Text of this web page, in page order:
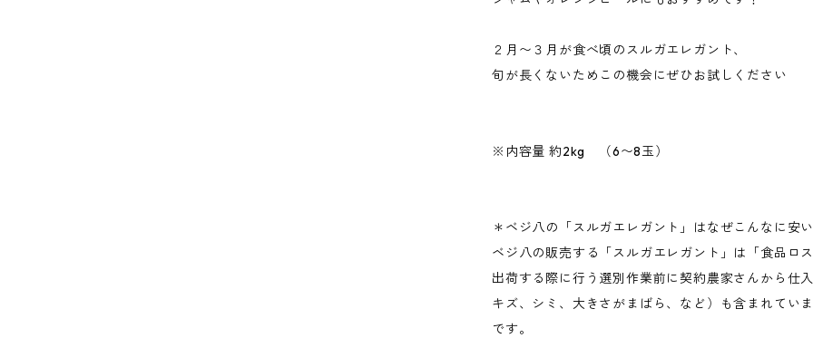
２月〜３月が食べ頃のスルガエレガント、
旬が長くないためこの機会にぜひお試しください
※内容量 約2kg （6〜8玉）
＊ベジ八の「スルガエレガント」はなぜこんなに安
ベジ八の販売する「スルガエレガント」は「食品ロ
出荷する際に行う選別作業前に契約農家さんから仕
キズ、シミ、大きさがまばら、など）も含まれてい
です。